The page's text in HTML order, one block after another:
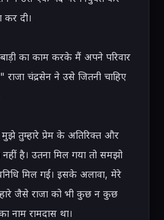
कर दी।
का काम करके मैं अपने परिवार
राजा चंद्रसेन ने उसे जितनी चाहिए
तुम्हारे प्रेम के अतिरिक्त और
है। उतना मिल गया तो समझो
मिल गई। इसके अलावा, मेरे
जैसे राजा को भी कुछ न कुछ
नाम रामदास था।